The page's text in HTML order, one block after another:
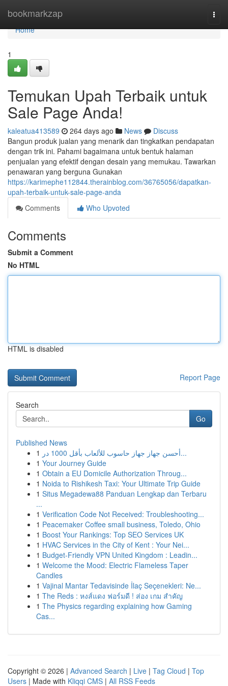
bookmarkzap
Home
Home
1
Temukan Upah Terbaik untuk
Sale Page Anda!
kaleatua413589 264 days ago News
Discuss
Bangun produk jualan yang menarik dan tingkatkan pendapatan
dengan trik ini. Pahami bagaimana untuk bentuk halaman
penjualan yang efektif dengan desain yang memukau. Tawarkan
penawaran yang berguna Gunakan
https://karimephe112844.therainblog.com/36765056/dapatkan-
upah-terbaik-untuk-sale-page-anda
Comments
Who Upvoted
Comments
Submit a Comment
No HTML
HTML is disabled
Report Page
Search
Go
Published News
1
أحسن جهاز جهاز حاسوب للألعاب بأقل 1000 در...
1 Your Journey Guide
1 Obtain a EU Domicile Authorization Throug...
1 Noida to Rishikesh Taxi: Your Ultimate Trip Guide
1 Situs Megadewa88 Panduan Lengkap dan Terbaru
...
1 Verification Code Not Received: Troubleshooting...
1 Peacemaker Coffee small business, Toledo, Ohio
1 Boost Your Rankings: Top SEO Services UK
1 HVAC Services in the City of Kent : Your Nei...
1 Budget-Friendly VPN United Kingdom : Leadin...
1 Welcome the Mood: Electric Flameless Taper
Candles
1 Vajinal Mantar Tedavisinde İlaç Seçenekleri: Ne...
1 The Reds : หงส์แดง ฟอร์มดี ! ส่อง เกม สำคัญ
1 The Physics regarding explaining how Gaming
Cas...
Copyright © 2026 | Advanced Search | Live | Tag Cloud | Top
Users | Made with Kliqqi CMS | All RSS Feeds